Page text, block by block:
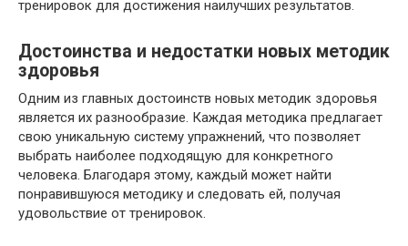
тренировок для достижения наилучших результатов.
Достоинства и недостатки новых методик
здоровья
Одним из главных достоинств новых методик здоровья
является их разнообразие. Каждая методика предлагает
свою уникальную систему упражнений, что позволяет
выбрать наиболее подходящую для конкретного
человека. Благодаря этому, каждый может найти
понравившуюся методику и следовать ей, получая
удовольствие от тренировок.